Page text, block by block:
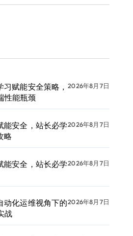
赋能安全策略，
性能瓶颈
2026年8月7日
能安全，站长必学
略
2026年8月7日
能安全，站长必学2026年8月7日
动化运维视角下的
战
2026年8月7日